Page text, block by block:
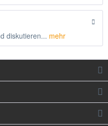
diskutieren... mehr